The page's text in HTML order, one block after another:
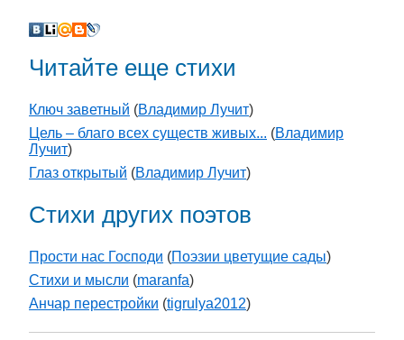
Читайте еще стихи
Ключ заветный (Владимир Лучит)
Цель – благо всех существ живых... (Владимир
Лучит)
Глаз открытый (Владимир Лучит)
Стихи других поэтов
Прости нас Господи (Поэзии цветущие сады)
Стихи и мысли (maranfa)
Анчар перестройки (tigrulya2012)